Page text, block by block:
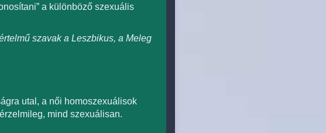
a különböző szexuális
szavak a Leszbikus, a Meleg
utal, a női homoszexuálisok
mind szexuálisan.